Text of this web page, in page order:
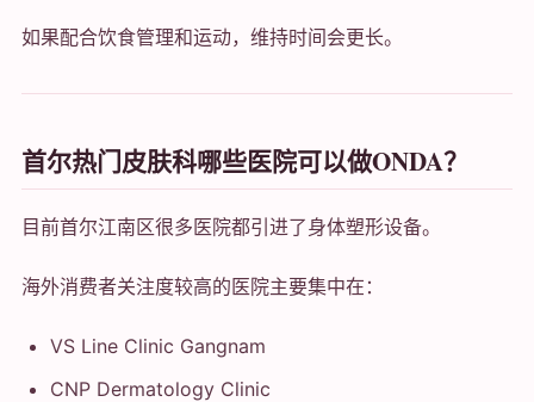
如果配合饮食管理和运动，维持时间会更长。
首尔热门皮肤科哪些医院可以做ONDA？
目前首尔江南区很多医院都引进了身体塑形设备。
海外消费者关注度较高的医院主要集中在：
VS Line Clinic Gangnam
CNP Dermatology Clinic